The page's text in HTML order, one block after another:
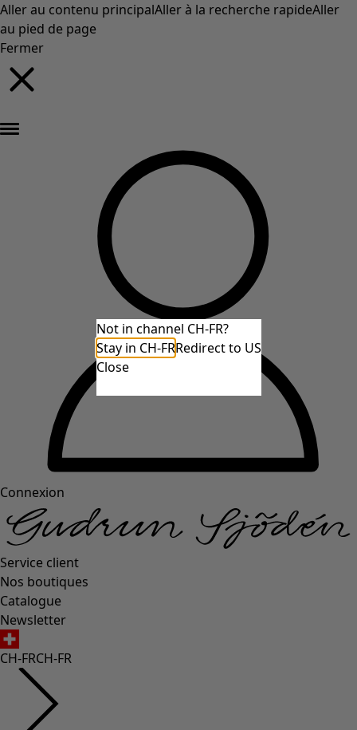
Aller au contenu principalAller à la recherche rapideAller
au pied de page
Fermer
Connexion
Service client
Nos boutiques
Catalogue
Newsletter
CH-FRCH-FR
Not in channel CH-FR?
Stay in CH-FRRedirect to US
Close